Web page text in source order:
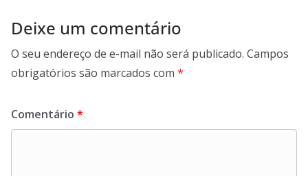
Deixe um comentário
O seu endereço de e-mail não será publicado. Campos
obrigatórios são marcados com *
Comentário *